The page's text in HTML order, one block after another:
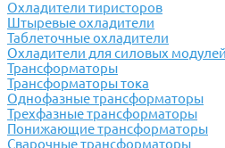
Охладители тиристоров
Штыревые охладители
Таблеточные охладители
Охладители для силовых модулей
Трансформаторы
Трансформаторы тока
Однофазные трансформаторы
Трехфазные трансформаторы
Понижающие трансформаторы
Сварочные трансформаторы